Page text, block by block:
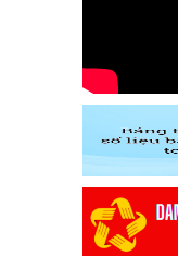
2024 - Lĩnh
Văn bản
Chương
quyết số
Chính phủ
thực hiện
hội và Dự
2024 -